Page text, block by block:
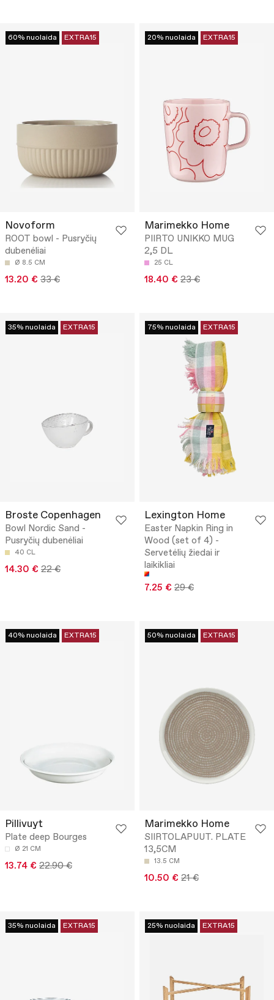
60% nuolaida EXTRA15
Novoform
ROOT bowl - Pusryčių
dubenėliai
Ø 8.5 CM
13.20 € 33 €
20% nuolaida EXTRA15
Marimekko Home
PIIRTO UNIKKO MUG
2,5 DL
25 CL
18.40 € 23 €
35% nuolaida EXTRA15
Broste Copenhagen
Bowl Nordic Sand -
Pusryčių dubenėliai
40 CL
14.30 € 22 €
75% nuolaida EXTRA15
Lexington Home
Easter Napkin Ring in
Wood (set of 4) -
Servetėlių žiedai ir
laikikliai
7.25 € 29 €
40% nuolaida EXTRA15
Pillivuyt
Plate deep Bourges
Ø 21 CM
13.74 € 22.90 €
50% nuolaida EXTRA15
Marimekko Home
SIIRTOLAPUUT. PLATE
13,5CM
13.5 CM
10.50 € 21 €
35% nuolaida EXTRA15 25% nuolaida EXTRA15